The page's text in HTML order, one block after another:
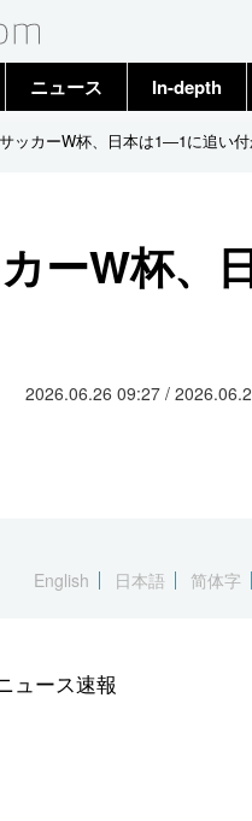
2020
ニュース
トップ
In-depth
サッカーW杯、日本は1―1に追い
ーW杯、
2026.06.26 09:27 /
English
日本語 简体字
ュース速報